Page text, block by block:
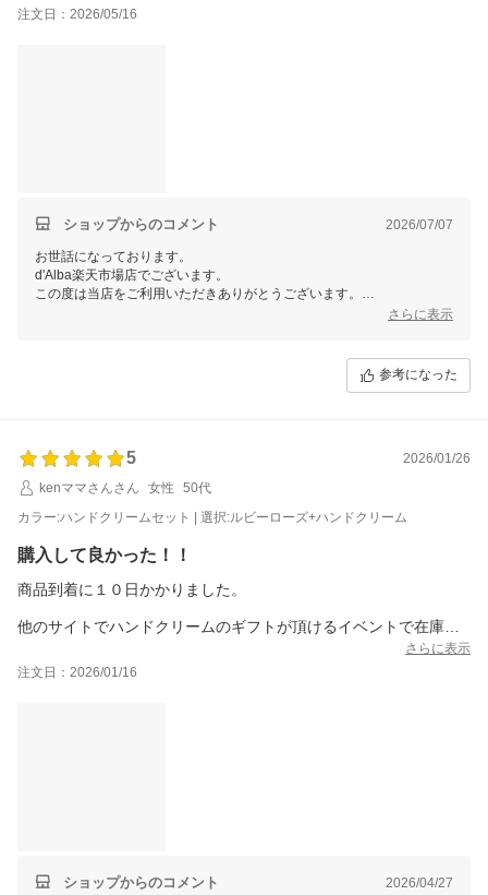
注文日：2026/05/16
ショップからのコメント 2026/07/07
お世話になっております。
d'Alba楽天市場店でございます。
この度は当店をご利用いただきありがとうございます。
当店では今後も様々なイベントを予定しておりますので、ご愛顧頂けま
さらに表示
参考になった
5
2026/01/26
kenママさんさん
女性
50代
カラー:ハンドクリームセット | 選択:ルビーローズ+ハンドクリーム
購入して良かった！！
商品到着に１０日かかりました。
他のサイトでハンドクリームのギフトが頂けるイベントで在庫切
れになり、代価品になってしまった為ハンドクリームが試せず、
どうしてもハンドクリームお試ししたくて、ポイント・クーポン
使って楽天で購入しました。
リップは頻繁に塗り直し、もしくはティント等と重ねづけするの
さらに表示
注文日：2026/01/16
ショップからのコメント 2026/04/27